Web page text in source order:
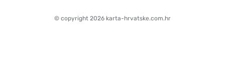
© copyright 2026 karta-hrvatske.com.hr